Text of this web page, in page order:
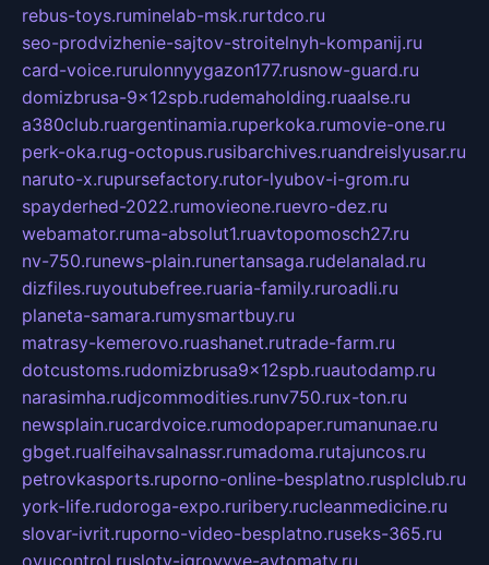
rebus-toys.ruminelab-msk.rurtdco.ru
seo-prodvizhenie-sajtov-stroitelnyh-kompanij.ru
card-voice.rurulonnyygazon177.rusnow-guard.ru
domizbrusa-9x12spb.rudemaholding.ruaalse.ru
a380club.ruargentinamia.ruperkoka.rumovie-one.ru
perk-oka.rug-octopus.rusibarchives.ruandreislyusar.ru
naruto-x.rupursefactory.rutor-lyubov-i-grom.ru
spayderhed-2022.rumovieone.ruevro-dez.ru
webamator.ruma-absolut1.ruavtopomosch27.ru
nv-750.runews-plain.runertansaga.rudelanalad.ru
dizfiles.ruyoutubefree.ruaria-family.ruroadli.ru
planeta-samara.rumysmartbuy.ru
matrasy-kemerovo.ruashanet.rutrade-farm.ru
dotcustoms.rudomizbrusa9x12spb.ruautodamp.ru
narasimha.rudjcommodities.runv750.rux-ton.ru
newsplain.rucardvoice.rumodopaper.rumanunae.ru
gbget.rualfeihavsalnassr.rumadoma.rutajuncos.ru
petrovkasports.ruporno-online-besplatno.rusplclub.ru
york-life.rudoroga-expo.ruribery.rucleanmedicine.ru
slovar-ivrit.ruporno-video-besplatno.ruseks-365.ru